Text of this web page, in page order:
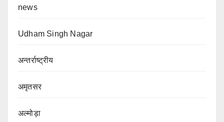
news
Udham Singh Nagar
अन्तर्राष्ट्रीय
अमृतसर
अल्मोड़ा